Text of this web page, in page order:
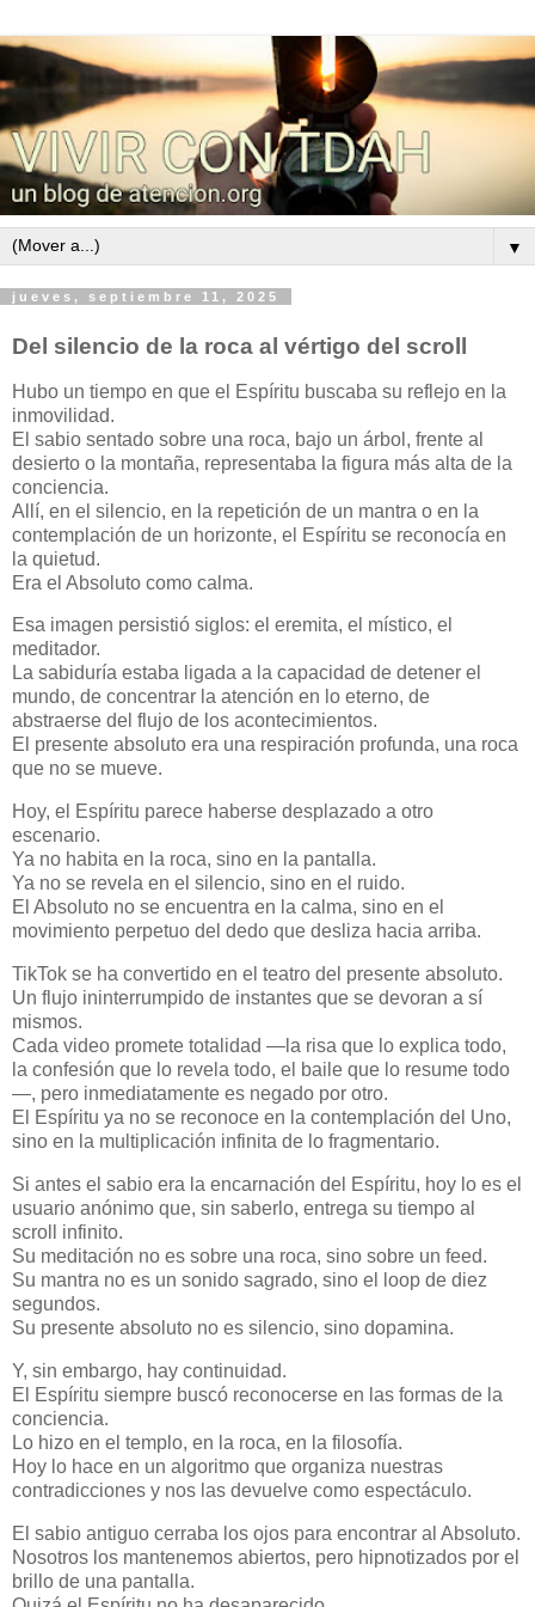
▼
jueves, septiembre 11, 2025
Del silencio de la roca al vértigo del scroll
Hubo un tiempo en que el Espíritu buscaba su reflejo en la
inmovilidad.
El sabio sentado sobre una roca, bajo un árbol, frente al
desierto o la montaña, representaba la figura más alta de la
conciencia.
Allí, en el silencio, en la repetición de un mantra o en la
contemplación de un horizonte, el Espíritu se reconocía en
la quietud.
Era el Absoluto como calma.
Esa imagen persistió siglos: el eremita, el místico, el
meditador.
La sabiduría estaba ligada a la capacidad de detener el
mundo, de concentrar la atención en lo eterno, de
abstraerse del flujo de los acontecimientos.
El presente absoluto era una respiración profunda, una roca
que no se mueve.
Hoy, el Espíritu parece haberse desplazado a otro
escenario.
Ya no habita en la roca, sino en la pantalla.
Ya no se revela en el silencio, sino en el ruido.
El Absoluto no se encuentra en la calma, sino en el
movimiento perpetuo del dedo que desliza hacia arriba.
TikTok se ha convertido en el teatro del presente absoluto.
Un flujo ininterrumpido de instantes que se devoran a sí
mismos.
Cada video promete totalidad —la risa que lo explica todo,
la confesión que lo revela todo, el baile que lo resume todo
—, pero inmediatamente es negado por otro.
El Espíritu ya no se reconoce en la contemplación del Uno,
sino en la multiplicación infinita de lo fragmentario.
Si antes el sabio era la encarnación del Espíritu, hoy lo es el
usuario anónimo que, sin saberlo, entrega su tiempo al
scroll infinito.
Su meditación no es sobre una roca, sino sobre un feed.
Su mantra no es un sonido sagrado, sino el loop de diez
segundos.
Su presente absoluto no es silencio, sino dopamina.
Y, sin embargo, hay continuidad.
El Espíritu siempre buscó reconocerse en las formas de la
conciencia.
Lo hizo en el templo, en la roca, en la filosofía.
Hoy lo hace en un algoritmo que organiza nuestras
contradicciones y nos las devuelve como espectáculo.
El sabio antiguo cerraba los ojos para encontrar al Absoluto.
Nosotros los mantenemos abiertos, pero hipnotizados por el
brillo de una pantalla.